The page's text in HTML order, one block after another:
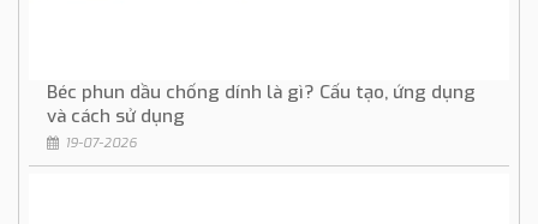
Béc phun dầu chống dính là gì? Cấu tạo, ứng dụng
và cách sử dụng
19-07-2026